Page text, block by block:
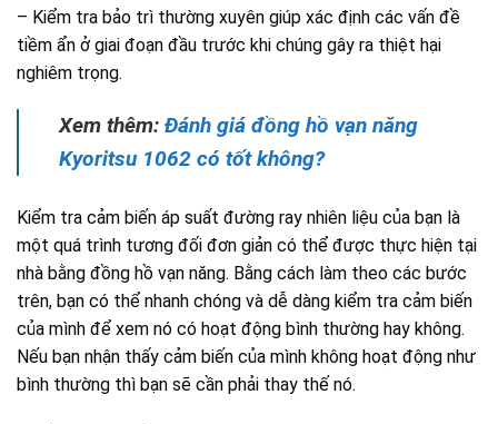
– Kiểm tra bảo trì thường xuyên giúp xác định các vấn đề
tiềm ẩn ở giai đoạn đầu trước khi chúng gây ra thiệt hại
nghiêm trọng.
Xem thêm: Đánh giá đồng hồ vạn năng
Kyoritsu 1062 có tốt không?
Kiểm tra cảm biến áp suất đường ray nhiên liệu của bạn là
một quá trình tương đối đơn giản có thể được thực hiện tại
nhà bằng đồng hồ vạn năng. Bằng cách làm theo các bước
trên, bạn có thể nhanh chóng và dễ dàng kiểm tra cảm biến
của mình để xem nó có hoạt động bình thường hay không.
Nếu bạn nhận thấy cảm biến của mình không hoạt động như
bình thường thì bạn sẽ cần phải thay thế nó.